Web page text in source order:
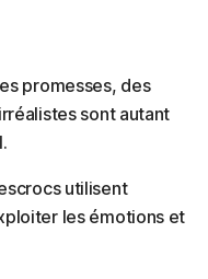
promesses, des
sont autant
utilisent
les émotions et